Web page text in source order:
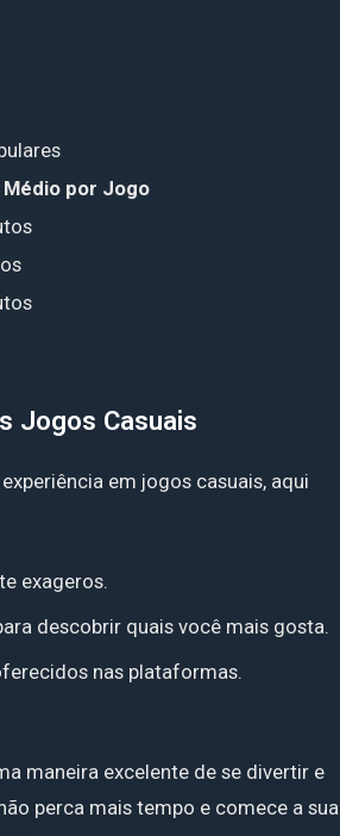
por Jogo
Jogos Casuais
em jogos casuais, aqui
exageros.
descobrir quais você mais gosta.
nas plataformas.
maneira excelente de se divertir e
perca mais tempo e comece a sua